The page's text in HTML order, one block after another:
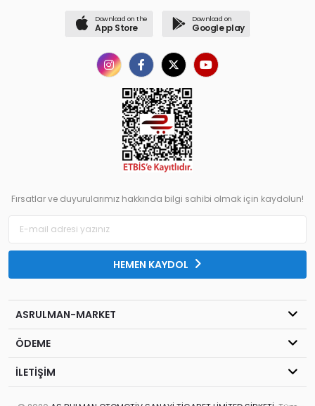
Download on the
App Store
Download on
Google play
Fırsatlar ve duyurularımız hakkında bilgi sahibi olmak için kaydolun!
HEMEN KAYDOL
ASRULMAN-MARKET
ÖDEME
İLETİŞİM